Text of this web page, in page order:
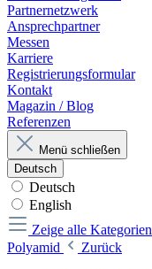
Partnernetzwerk
Ansprechpartner
Messen
Karriere
Registrierungsformular
Kontakt
Magazin / Blog
Referenzen
Menü schließen
Deutsch
Deutsch
English
Zeige alle Kategorien
Polyamid
Zurück